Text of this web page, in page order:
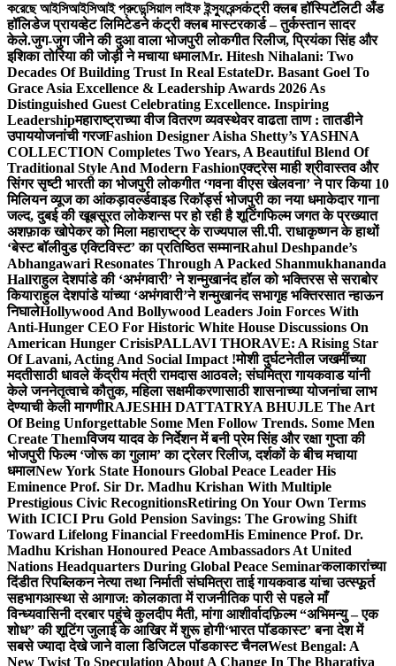
করেছে আইসিআইসিআই প্রুডেন্সিয়াল লাইফ ইন্স্যুরেন্সकंट्री क्लब हॉस्पिटॅलिटी अँड
हॉलिडेज प्रायव्हेट लिमिटेडने कंट्री क्लब मास्टरकार्ड – तुर्कस्तान सादर
केले.जुग-जुग जीने की दुआ वाला भोजपुरी लोकगीत रिलीज, प्रियंका सिंह और
इशिका तोरिया की जोड़ी ने मचाया धमालMr. Hitesh Nihalani: Two
Decades Of Building Trust In Real EstateDr. Basant Goel To
Grace Asia Excellence & Leadership Awards 2026 As
Distinguished Guest Celebrating Excellence. Inspiring
Leadershipमहाराष्ट्राच्या वीज वितरण व्यवस्थेवर वाढता ताण : तातडीने
उपाययोजनांची गरजFashion Designer Aisha Shetty’s YASHNA
COLLECTION Completes Two Years, A Beautiful Blend Of
Traditional Style And Modern Fashionएक्ट्रेस माही श्रीवास्तव और
सिंगर सृष्टी भारती का भोजपुरी लोकगीत ‘गवना वीएस खेलवना’ ने पार किया 10
मिलियन व्यूज का आंकड़ावर्ल्डवाइड रिकॉर्ड्स भोजपुरी का नया धमाकेदार गाना
जल्द, दुबई की खूबसूरत लोकेशन्स पर हो रही है शूटिंगफिल्म जगत के प्रख्यात
अशफ़ाक खोपेकर को मिला महाराष्ट्र के राज्यपाल सी.पी. राधाकृष्णन के हाथों
‘बेस्ट बॉलीवुड एक्टिविस्ट’ का प्रतिष्ठित सम्मानRahul Deshpande’s
Abhangawari Resonates Through A Packed Shanmukhananda
Hallराहुल देशपांडे की ‘अभंगवारी’ ने शन्मुखानंद हॉल को भक्तिरस से सराबोर
कियाराहुल देशपांडे यांच्या ‘अभंगवारी’ने शन्मुखानंद सभागृह भक्तिरसात न्हाऊन
निघालेHollywood And Bollywood Leaders Join Forces With
Anti-Hunger CEO For Historic White House Discussions On
American Hunger CrisisPALLAVI THORAVE: A Rising Star
Of Lavani, Acting And Social Impact !मोशी दुर्घटनेतील जखमींच्या
मदतीसाठी धावले केंद्रीय मंत्री रामदास आठवले; संघमित्रा गायकवाड यांनी
केले जननेतृत्वाचे कौतुक, महिला सक्षमीकरणासाठी शासनाच्या योजनांचा लाभ
देण्याची केली मागणीRAJESHH DATTATRYA BHUJLE The Art
Of Being Unforgettable Some Men Follow Trends. Some Men
Create Themविजय यादव के निर्देशन में बनी प्रेम सिंह और रक्षा गुप्ता की
भोजपुरी फिल्म ‘जोरू का गुलाम’ का ट्रेलर रिलीज, दर्शकों के बीच मचाया
धमालNew York State Honours Global Peace Leader His
Eminence Prof. Sir Dr. Madhu Krishan With Multiple
Prestigious Civic RecognitionsRetiring On Your Own Terms
With ICICI Pru Gold Pension Savings: The Growing Shift
Toward Lifelong Financial FreedomHis Eminence Prof. Dr.
Madhu Krishan Honoured Peace Ambassadors At United
Nations Headquarters During Global Peace Seminarकलाकारांच्या
दिंडीत रिपब्लिकन नेत्या तथा निर्माती संघमित्रा ताई गायकवाड यांचा उत्स्फूर्त
सहभागआस्था से आगाज: कोलकाता में राजनीतिक पारी से पहले माँ
विन्ध्यवासिनी दरबार पहुंचे कुलदीप मैती, मांगा आशीर्वादफ़िल्म “अभिमन्यु – एक
शोध” की शूटिंग जुलाई के आखिर में शुरू होगी‘भारत पॉडकास्ट’ बना देश में
सबसे ज्यादा देखे जाने वाला डिजिटल पॉडकास्ट चैनलWest Bengal: A
New Twist To Speculation About A Change In The Bharatiya